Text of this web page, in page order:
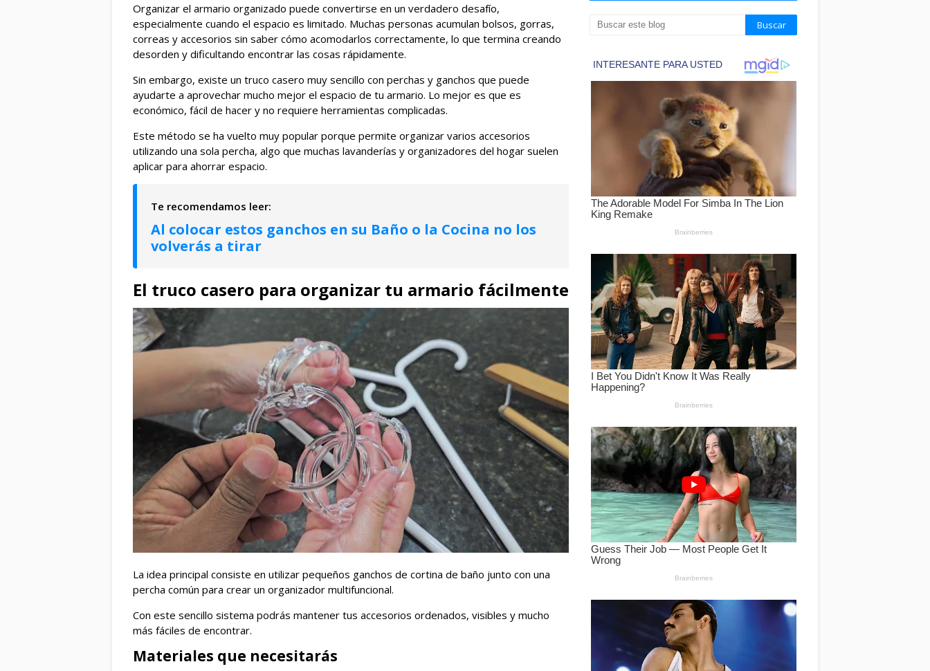
Organizar el armario organizado puede convertirse en un verdadero desafío,
especialmente cuando el espacio es limitado. Muchas personas acumulan bolsos, gorras,
correas y accesorios sin saber cómo acomodarlos correctamente, lo que termina creando
desorden y dificultando encontrar las cosas rápidamente.
Sin embargo, existe un truco casero muy sencillo con perchas y ganchos que puede
ayudarte a aprovechar mucho mejor el espacio de tu armario. Lo mejor es que es
económico, fácil de hacer y no requiere herramientas complicadas.
Este método se ha vuelto muy popular porque permite organizar varios accesorios
utilizando una sola percha, algo que muchas lavanderías y organizadores del hogar suelen
aplicar para ahorrar espacio.
Al colocar estos ganchos en su Baño o la Cocina no los
volverás a tirar
El truco casero para organizar tu armario fácilmente
La idea principal consiste en utilizar pequeños ganchos de cortina de baño junto con una
percha común para crear un organizador multifuncional.
Con este sencillo sistema podrás mantener tus accesorios ordenados, visibles y mucho
más fáciles de encontrar.
Materiales que necesitarás